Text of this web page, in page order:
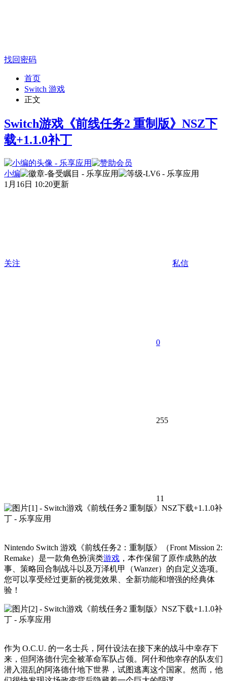
找回密码
首页
Switch 游戏
正文
Switch游戏《前线任务2 重制版》NSZ下
载+1.1.0补丁
小编
1月16日 10:20更新
关注 私信
0
255
11
Nintendo Switch 游戏《前线任务2：重制版》（Front Mission 2:
Remake）是一款角色扮演类游戏 ，本作保留了原作成熟的故
事、策略回合制战斗以及万泽机甲（Wanzer）的自定义选项。
您可以享受经过更新的视觉效果、全新功能和增强的经典体
验！
作为 O.C.U. 的一名士兵，阿什设法在接下来的战斗中幸存下
来，但阿洛德什完全被革命军队占领。阿什和他幸存的队友们
潜入混乱的阿洛德什地下世界，试图逃离这个国家。然而，他